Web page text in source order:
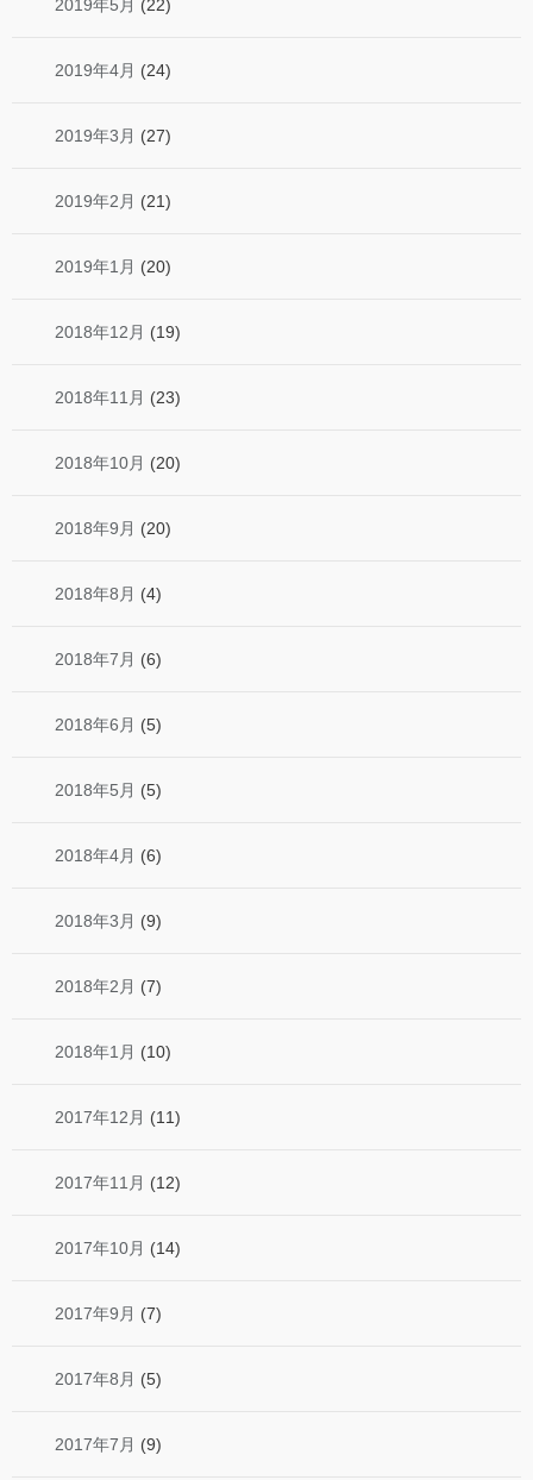
2019年5月 (22)
2019年4月 (24)
2019年3月 (27)
2019年2月 (21)
2019年1月 (20)
2018年12月 (19)
2018年11月 (23)
2018年10月 (20)
2018年9月 (20)
2018年8月 (4)
2018年7月 (6)
2018年6月 (5)
2018年5月 (5)
2018年4月 (6)
2018年3月 (9)
2018年2月 (7)
2018年1月 (10)
2017年12月 (11)
2017年11月 (12)
2017年10月 (14)
2017年9月 (7)
2017年8月 (5)
2017年7月 (9)